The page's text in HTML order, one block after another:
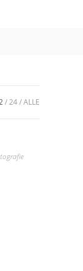
24 ALLE